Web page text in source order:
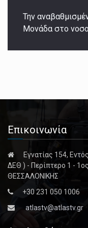
Την
Μονάδα στο
Επικοινωνία
Εγνατίας 154,
ΔΕΘ ) - Περίπτερο 1 -
ΘΕΣΣΑΛΟΝΙΚΗΣ
+30 231 050 1006
atlastv@atlastv.gr